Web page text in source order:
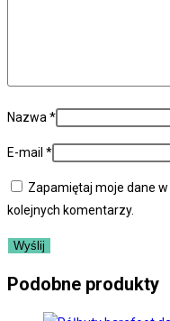
Nazwa *
E-mail *
Zapamiętaj moje dane
kolejnych komentarzy.
Podobne produkty